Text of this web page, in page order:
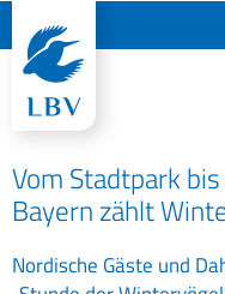
Vom Stadtpark
Bayern zählt
Nordische Gäste und